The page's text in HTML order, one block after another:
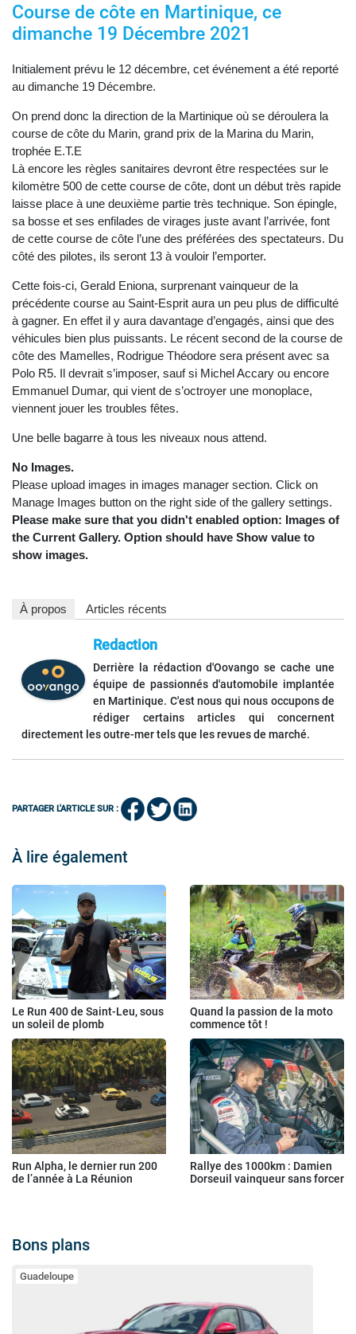
Course de côte en Martinique, ce
dimanche 19 Décembre 2021
Initialement prévu le 12 décembre, cet événement a été reporté
au dimanche 19 Décembre.
On prend donc la direction de la Martinique où se déroulera la
course de côte du Marin, grand prix de la Marina du Marin,
trophée E.T.E
Là encore les règles sanitaires devront être respectées sur le
kilomètre 500 de cette course de côte, dont un début très rapide
laisse place à une deuxième partie très technique. Son épingle,
sa bosse et ses enfilades de virages juste avant l’arrivée, font
de cette course de côte l’une des préférées des spectateurs. Du
côté des pilotes, ils seront 13 à vouloir l’emporter.
Cette fois-ci, Gerald Eniona, surprenant vainqueur de la
précédente course au Saint-Esprit aura un peu plus de difficulté
à gagner. En effet il y aura davantage d’engagés, ainsi que des
véhicules bien plus puissants. Le récent second de la course de
côte des Mamelles, Rodrigue Théodore sera présent avec sa
Polo R5. Il devrait s’imposer, sauf si Michel Accary ou encore
Emmanuel Dumar, qui vient de s’octroyer une monoplace,
viennent jouer les troubles fêtes.
Une belle bagarre à tous les niveaux nous attend.
No Images.
Please upload images in images manager section. Click on
Manage Images button on the right side of the gallery settings.
Please make sure that you didn't enabled option: Images of
the Current Gallery. Option should have Show value to
show images.
À propos Articles récents
Redaction
Derrière la rédaction d'Oovango se cache une
équipe de passionnés d'automobile implantée
en Martinique. C'est nous qui nous occupons de
rédiger certains articles qui concernent
directement les outre-mer tels que les revues de marché.
PARTAGER L'ARTICLE SUR :
À lire également
Le Run 400 de Saint-Leu, sous
un soleil de plomb
Quand la passion de la moto
commence tôt !
Run Alpha, le dernier run 200
de l’année à La Réunion
Rallye des 1000km : Damien
Dorseuil vainqueur sans forcer
Bons plans
Guadeloupe